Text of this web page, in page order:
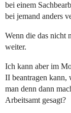
bei einem
bei jemand anders
Wenn die das nicht
weiter.
Ich kann aber im
II beantragen kann,
man denn dann
Arbeitsamt gesagt?